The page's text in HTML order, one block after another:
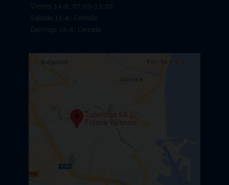
Viernes 14-8: 07:00-15:00
Sábado 15-8: Cerrado
Domingo 16-8: Cerrado